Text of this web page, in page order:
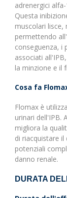
adrenergici
Questa
muscolari
permettendo
conseguenza, i
associati
la minzione e il
Cosa fa
Flomax è
urinari dell'IPB.
migliora la
di riacquistare
potenziali
danno renale.
DURATA